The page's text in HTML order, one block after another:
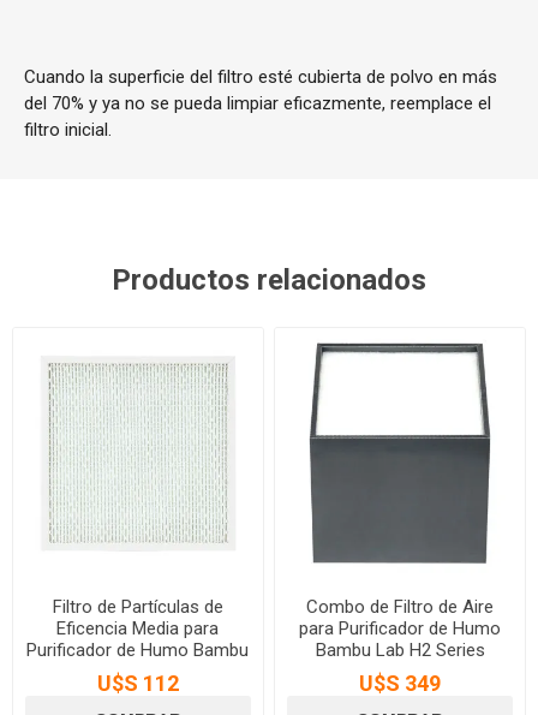
Cuando la superficie del filtro esté cubierta de polvo en más
del 70% y ya no se pueda limpiar eficazmente, reemplace el
filtro inicial.
Productos relacionados
Filtro de Partículas de
Eficencia Media para
Purificador de Humo Bambu
Lab H2 Series
U$S 112
Combo de Filtro de Aire
para Purificador de Humo
Bambu Lab H2 Series
U$S 349